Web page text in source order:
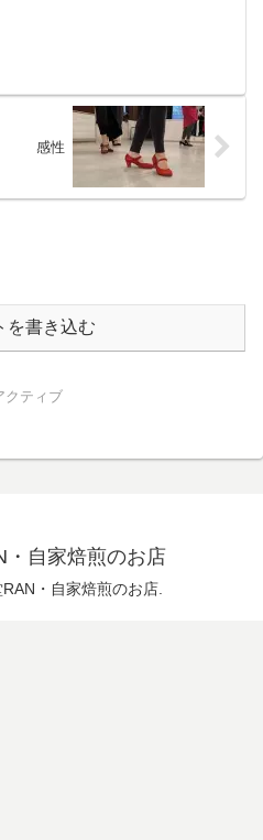
感性
を書き込む
クティブ
・自家焙煎のお店
・自家焙煎のお店.